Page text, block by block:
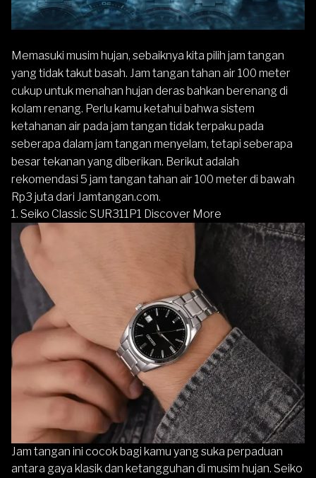
Memasuki musim hujan, sebaiknya kita pilih jam tangan
yang tidak takut basah. Jam tangan tahan air 100 meter
cukup untuk menahan hujan deras bahkan berenang di
kolam renang. Perlu kamu ketahui bahwa sistem
ketahanan air pada jam tangan tidak terpaku pada
seberapa dalam jam tangan menyelam, tetapi seberapa
besar tekanan yang diberikan. Berikut adalah
rekomendasi 5 jam tangan tahan air 100 meter di bawah
Rp3 juta dari Jamtangan.com.
1. Seiko Classic SUR311P1 Discover More
Jam tangan ini cocok bagi kamu yang suka perpaduan
antara gaya klasik dan ketangguhan di musim hujan. Seiko